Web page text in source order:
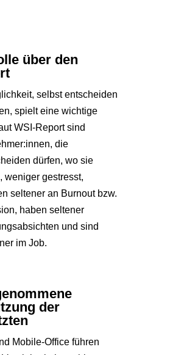
über den
selbst entscheiden
spielt eine wichtige
WSI-Report sind
die
dürfen, wo sie
weniger gestresst,
seltener an Burnout bzw.
haben seltener
und sind
im Job.
der
Mobile-Office führen